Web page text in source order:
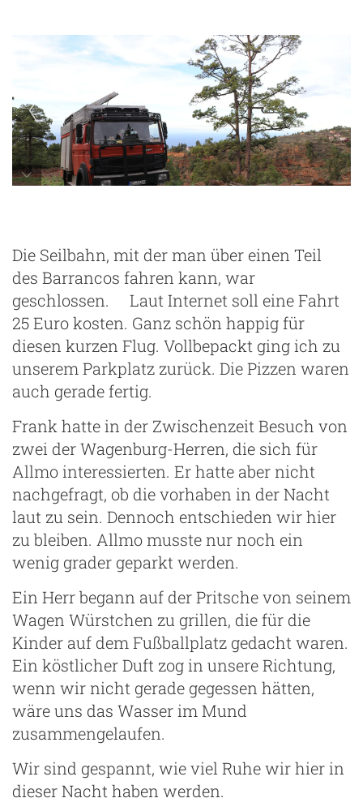
Die Seilbahn, mit der man über einen Teil
des Barrancos fahren kann, war
geschlossen. Laut Internet soll eine Fahrt
25 Euro kosten. Ganz schön happig für
diesen kurzen Flug. Vollbepackt ging ich zu
unserem Parkplatz zurück. Die Pizzen waren
auch gerade fertig.
Frank hatte in der Zwischenzeit Besuch von
zwei der Wagenburg-Herren, die sich für
Allmo interessierten. Er hatte aber nicht
nachgefragt, ob die vorhaben in der Nacht
laut zu sein. Dennoch entschieden wir hier
zu bleiben. Allmo musste nur noch ein
wenig grader geparkt werden.
Ein Herr begann auf der Pritsche von seinem
Wagen Würstchen zu grillen, die für die
Kinder auf dem Fußballplatz gedacht waren.
Ein köstlicher Duft zog in unsere Richtung,
wenn wir nicht gerade gegessen hätten,
wäre uns das Wasser im Mund
zusammengelaufen.
Wir sind gespannt, wie viel Ruhe wir hier in
dieser Nacht haben werden.